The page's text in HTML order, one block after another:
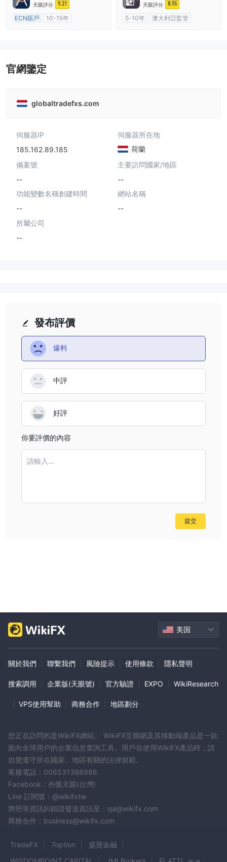
天眼評分 9.21
ECN賬戶
10-15年
天眼評分 8.55
5-10年
澳大利亞監管
官網鑒定
globaltradefxs.com
伺服器IP
185.162.89.185
伺服器所在地
荷蘭
備案號
--
主要訪問國家/地區
--
功能變數名稱創建時間
--
網站名稱
--
所屬公司
--
發布評價
爆料
中評
好評
你要評價的內容
請輸入...
提交
美国
關於我們 聯繫我們 風險提示 使用條款 隱私聲明
搜索調用 企業版(天眼號) 官方驗證 EXPO WikiResearch
VPS使用幫助 商務合作 地區劃分
您正在訪問的是WikiFX網站。 WikiFX互聯網及其移動端產品是一款
面向全球用戶的企業信息查詢工具。用戶在使用WikiFX產品時，請
自覺遵守所在國家、地區有關的法律規範。
客服電話：006531388986
Facebook：外匯天眼(台灣)
Line 訂閱號：@wikifxtw
牌照等資訊糾錯請發送資訊至：qa@wikifx.com
商務合作：business@wikifx.com
TradeFX 7option
盛寶金融